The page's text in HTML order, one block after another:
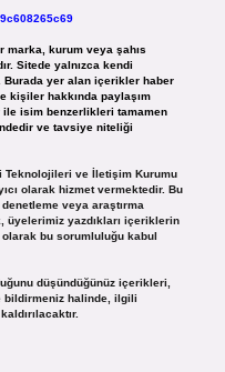
marka, kurum veya şahıs
Sitede yalnızca kendi
Burada yer alan içerikler haber
kişiler hakkında paylaşım
ile isim benzerlikleri tamamen
ve tavsiye niteliği
Teknolojileri ve İletişim Kurumu
olarak hizmet vermektedir. Bu
veya araştırma
üyelerimiz yazdıkları içeriklerin
bu sorumluluğu kabul
düşündüğünüz içerikleri,
halinde, ilgili